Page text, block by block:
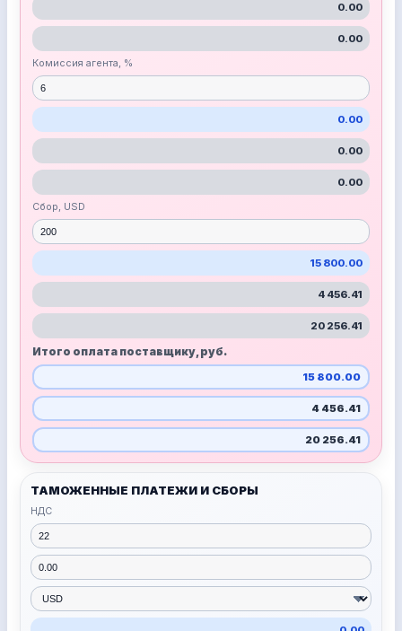
0.00
0.00
Комиссия агента, %
0.00
0.00
0.00
Сбор, USD
15 800.00
4 456.41
20 256.41
Итого оплата поставщику, руб.
15 800.00
4 456.41
20 256.41
ТАМОЖЕННЫЕ ПЛАТЕЖИ И СБОРЫ
НДС